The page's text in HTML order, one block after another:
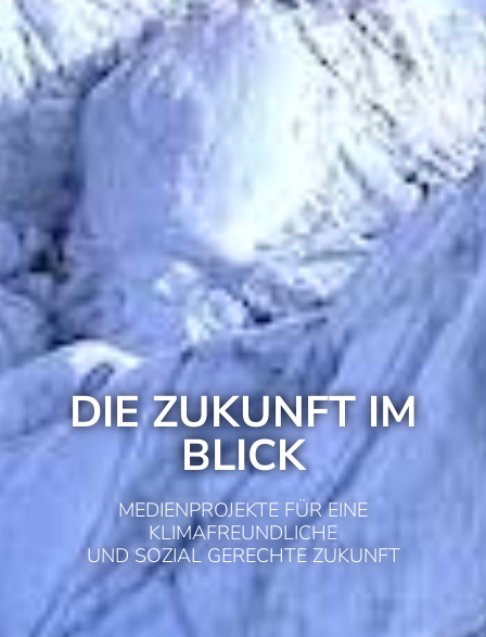
DIE ZUKUNFT IM
BLICK
MEDIENPROJEKTE FÜR EINE
KLIMAFREUNDLICHE
UND SOZIAL GERECHTE ZUKUNFT